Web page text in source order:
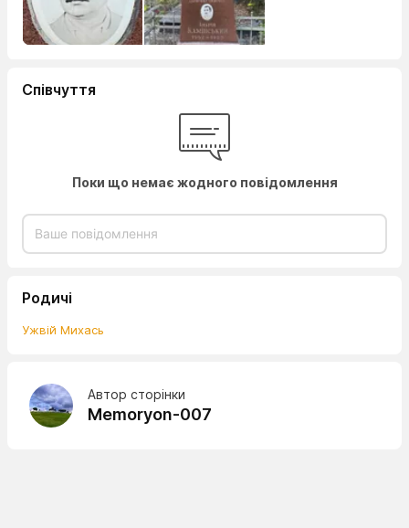
Співчуття
Поки що немає жодного повідомлення
Родичі
Ужвій Михась
Автор сторінки
Memoryon-007